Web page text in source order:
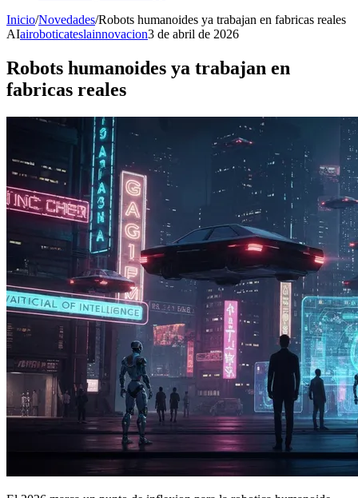
Inicio/Novedades/Robots humanoides ya trabajan en fabricas reales
AIairoboticateslainnovacion3 de abril de 2026
Robots humanoides ya trabajan en
fabricas reales